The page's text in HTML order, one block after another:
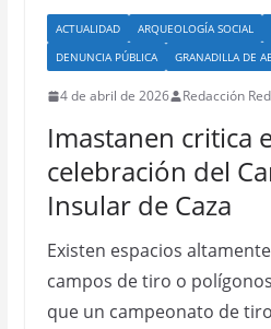
ACTUALIDAD ARQUEOLOGÍA SOCIAL
DENUNCIA PÚBLICA
GRANADILLA DE
4 de abril de 2026 Redacción
Imastanen critica
celebración del
Insular de Caza
Existen espacios
campos de tiro o
que un campeonato de